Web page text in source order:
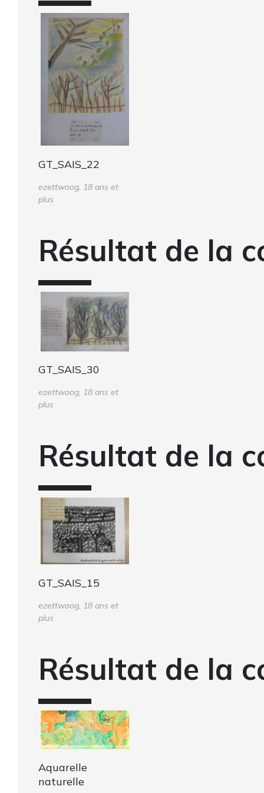
GT_SAIS_22
ezettwoog, 18 ans et
plus
Résultat de la
GT_SAIS_30
ezettwoog, 18 ans et
plus
Résultat de la
GT_SAIS_15
ezettwoog, 18 ans et
plus
Résultat de la
Aquarelle
naturelle